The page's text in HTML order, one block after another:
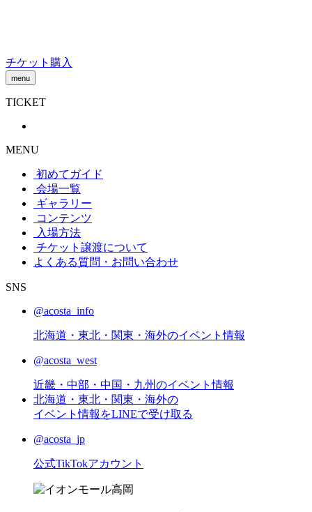
チケット購入
menu
TICKET
MENU
初めてガイド
会場一覧
ギャラリー
コンテンツ
入場方法
チケット譲渡について
よくある質問・お問い合わせ
SNS
@acosta_info
北海道・東北・関東・海外のイベント情報
@acosta_west
近畿・中部・中国・九州のイベント情報
北海道・東北・関東・海外の
イベント情報をLINEで受け取る
@acosta_jp
公式TikTokアカウント